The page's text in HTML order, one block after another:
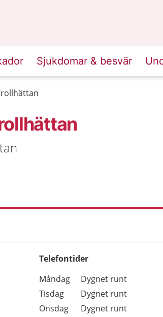
Sjukdomar & besvär
Telefontider
Dag
Öppettider
Kommentarer
Måndag
Dygnet runt
Tisdag
Dygnet runt
Onsdag
Dygnet runt